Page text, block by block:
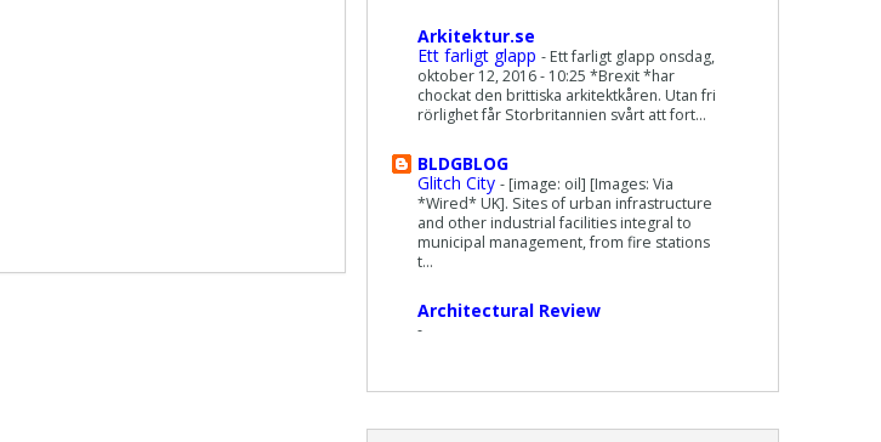
Arkitektur.se
Ett farligt glapp - Ett farligt glapp onsdag,
oktober 12, 2016 - 10:25 *Brexit *har
chockat den brittiska arkitektkåren. Utan fri
rörlighet får Storbritannien svårt att fort...
BLDGBLOG
Glitch City - [image: oil] [Images: Via
*Wired* UK]. Sites of urban infrastructure
and other industrial facilities integral to
municipal management, from fire stations
t...
Architectural Review
-